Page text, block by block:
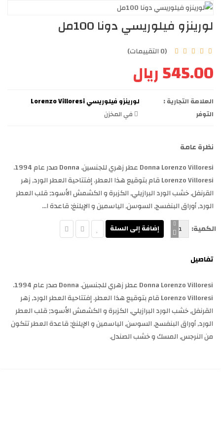
لورينزو فيلوريسي دونا 100مل
(0 التقييمات)
545.00 ريال
العلامة التجارية :
لورينزو فيلوريسي Lorenzo Villoresi
التوفر
في المخزن
نظرة عامة
Donna Lorenzo Villoresi عطر زهري للجنسين. Donna صدر عام 1994.
Lorenzo Villoresi قام بتوقيع هذا العطر. إفتتاحية العطر الورد, زهر
القرنفل, خشب الورد البرازيلي, الكزبرة و الكشمش الأسود; قلب العطر
الورد, أوراق البنفسج, السوسن, الياسمين و الإيلنغ; قاعدة ا...
الكمية:
تفاصيل
Donna Lorenzo Villoresi عطر زهري للجنسين. Donna صدر عام 1994.
Lorenzo Villoresi قام بتوقيع هذا العطر. إفتتاحية العطر الورد, زهر
القرنفل, خشب الورد البرازيلي, الكزبرة و الكشمش الأسود; قلب العطر
الورد, أوراق البنفسج, السوسن, الياسمين و الإيلنغ; قاعدة العطر تتكون
من النرجس, المسك و خشب الصندل.